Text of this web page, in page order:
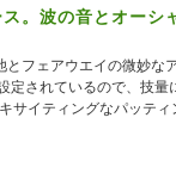
。波の音とオーシ
フェアウエイの微妙な
定されているので、技量
サイティングなパッティ